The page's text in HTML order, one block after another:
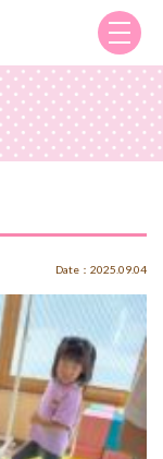
Date：2025.09.04